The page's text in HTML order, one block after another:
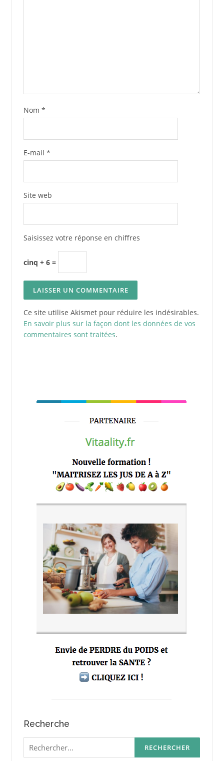
Nom *
E-mail *
Site web
Saisissez votre réponse en chiffres
cinq + 6 =
Ce site utilise Akismet pour réduire les indésirables.
En savoir plus sur la façon dont les données de vos
commentaires sont traitées.
Recherche
Rechercher :